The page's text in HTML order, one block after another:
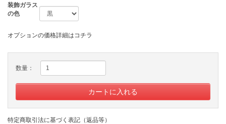
装飾ガラス
の色
オプションの価格詳細はコチラ
数量：
特定商取引法に基づく表記（返品等）